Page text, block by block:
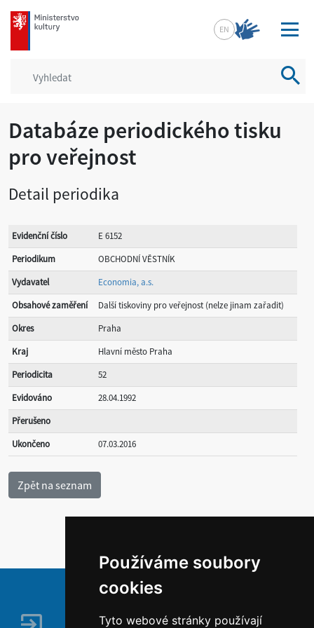
Používáme soubory
cookies
Tyto webové stránky používají
mkcr.cz
EN
Databáze periodického tisku
pro veřejnost
Detail periodika
Evidenční číslo
E 6152
Periodikum
OBCHODNÍ VĚSTNÍK
Vydavatel
Economia, a.s.
Obsahové zaměření
Další tiskoviny pro veřejnost (nelze jinam zařadit)
Okres
Praha
Kraj
Hlavní město Praha
Periodicita
52
Evidováno
28.04.1992
Přerušeno
Ukončeno
07.03.2016